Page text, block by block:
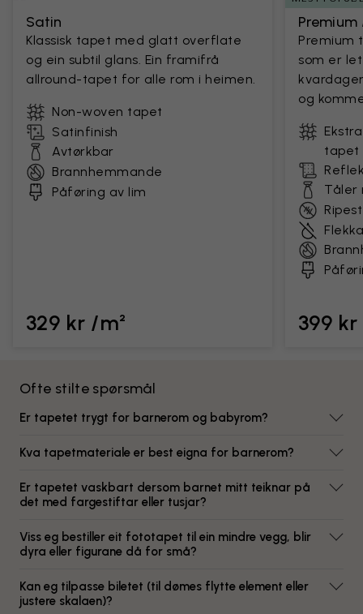
Satin
Klassisk tapet med glatt overflate
og ein subtil glans. Ein framifrå
allround-tapet for alle rom i heimen.
Non-woven tapet
Satinfinish
Avtørkbar
Brannhemmande
Påføring av lim
329 kr /m²
Premium
som er
og
tapet
Tåler
399
Ofte stilte spørsmål
Er tapetet trygt for barnerom og babyrom?
Kva tapetmateriale er best eigna for barnerom?
Er tapetet vaskbart dersom barnet mitt teiknar på
det med fargestiftar eller tusjar?
Viss eg bestiller eit fototapet til ein mindre vegg, blir
dyra eller figurane då for små?
Kan eg tilpasse biletet (til dømes flytte element eller
justere skalaen)?